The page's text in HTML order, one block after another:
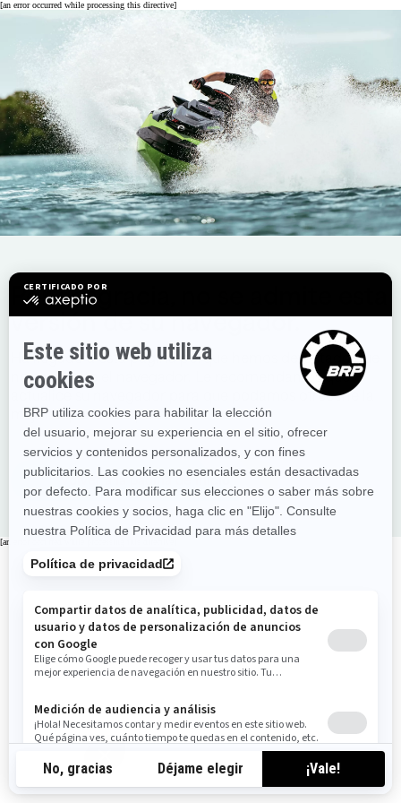
[an error occurred while processing this directive]
Por desgracia, no se admite esta
versión de su navegador.
Ha llegado a esta página porque hemos detectado que
no se admite el navegador. Le recomendamos que
actualice su navegador para que podamos ofrecerle la
mejor experiencia posible.
Volver a la página de inicio
[an error occurred while processing this directive]